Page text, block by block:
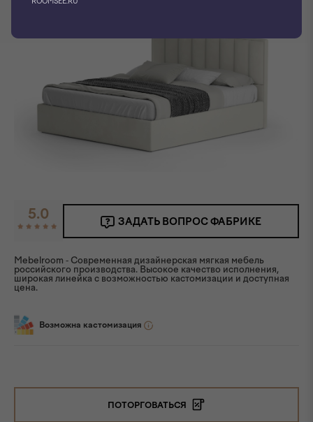
5.0 ЗАДАТЬ ВОПРОС ФАБРИКЕ
Mebelroom - Современная дизайнерская мягкая мебель
российского производства. Высокое качество исполнения,
широкая линейка с возможностью кастомизации и доступная
цена.
Возможна кастомизация
ПОТОРГОВАТЬСЯ